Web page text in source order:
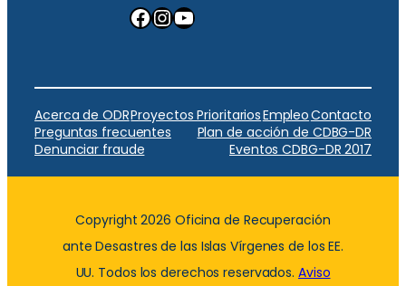
Facebook InstagramYouTube
Acerca de ODRProyectos PrioritariosEmpleoContacto
Preguntas frecuentes
Plan de acción de CDBG-DR
Denunciar fraude
Eventos CDBG-DR 2017
Copyright 2026 Oficina de Recuperación
ante Desastres de las Islas Vírgenes de los EE.
UU. Todos los derechos reservados. Aviso